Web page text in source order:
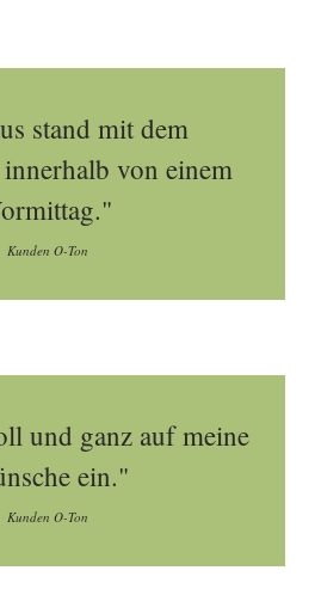
stand mit dem
von einem
Kunden O-Ton
und ganz auf meine
ein."
Kunden O-Ton